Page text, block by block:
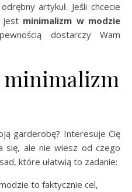
artykuł. Jeśli chcecie
jest minimalizm w modzie
dostarczy Wam
minimalizm
garderobę? Interesuje Cię
się, ale nie wiesz od czego
które ułatwią to zadanie:
to faktycznie cel,